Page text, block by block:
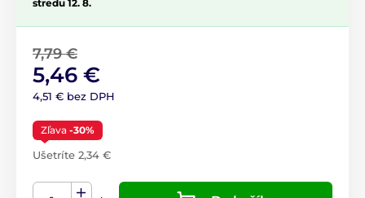
stredu 12. 8.
7,79 €
5,46 €
4,51 € bez DPH
Zľava -30%
Ušetríte 2,34 €